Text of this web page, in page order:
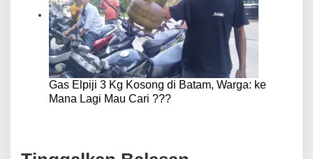
Gas Elpiji 3 Kg Kosong di Batam, Warga: ke
Mana Lagi Mau Cari ???